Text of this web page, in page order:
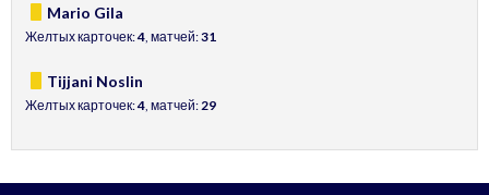
Mario Gila
Желтых карточек:4, матчей:31
Tijjani Noslin
Желтых карточек:4, матчей:29